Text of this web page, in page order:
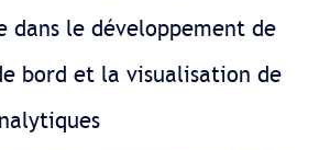
dans le développement de
bord et la visualisation de